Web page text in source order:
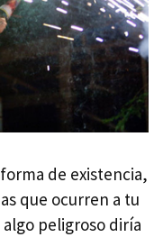
de existencia,
que ocurren a tu
peligroso diría